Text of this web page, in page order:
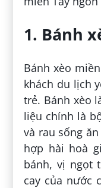
1. Bánh
Bánh xèo
khách du lịch
trẻ. Bánh xèo
liệu chính là
và rau sống
hợp hài hoà
bánh, vị ngọt
cay của nước